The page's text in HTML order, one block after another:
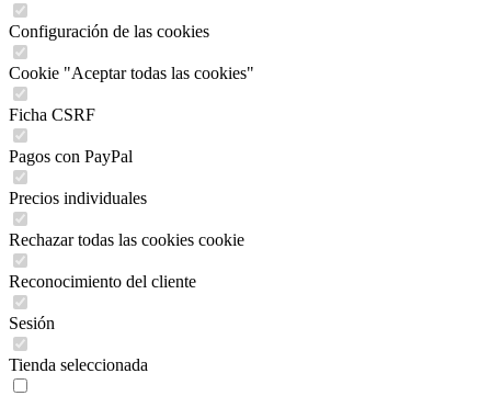
Configuración de las cookies
Cookie "Aceptar todas las cookies"
Ficha CSRF
Pagos con PayPal
Precios individuales
Rechazar todas las cookies cookie
Reconocimiento del cliente
Sesión
Tienda seleccionada